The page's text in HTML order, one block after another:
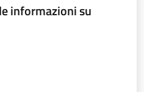
informazioni su